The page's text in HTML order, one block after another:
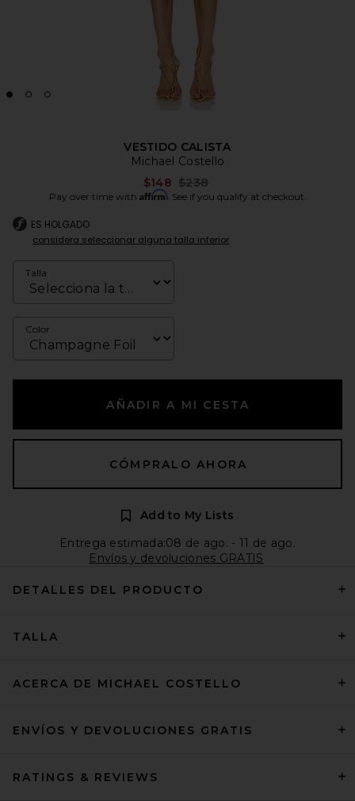
VESTIDO CALISTA
Michael Costello
$148 Previous price:
$238
Pay over time with Affirm. See if you qualify at checkout.
ES HOLGADO
considera seleccionar alguna talla inferior
Talla
Color
AÑADIR A MI CESTA
CÓMPRALO AHORA
Add to My Lists
Entrega estimada:08 de ago. - 11 de ago.
Envíos y devoluciones GRATIS
DETALLES DEL PRODUCTO
TALLA
ACERCA DE MICHAEL COSTELLO
ENVÍOS Y DEVOLUCIONES GRATIS
RATINGS & REVIEWS